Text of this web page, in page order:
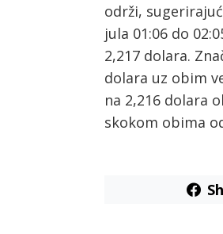
održi,
jula 01:06 do
2,217 dolara.
dolara uz obim
na 2,216 dolara
skokom obima